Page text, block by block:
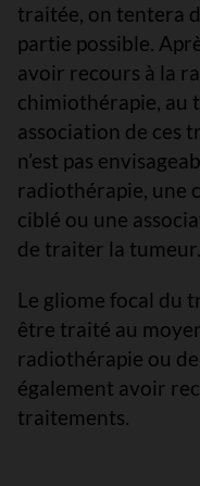
traitée, on tentera
partie possible.
avoir recours à la
chimiothérapie, au
association de ces
n’est pas
radiothérapie, une
ciblé ou une
de traiter la tumeur.
Le gliome focal du
être traité au
radiothérapie ou
également avoir
traitements.